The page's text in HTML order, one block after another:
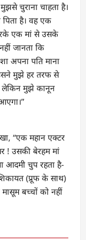
चुराना चाहता है।
है। वह एक
एक मां से उसके
जानता कि
अपना पति माना
मुझे हर तरफ से
लेकिन मुझे कानून
“एक महान एक्टर
! उसकी बेरहम मां
आदमी चुप रहता है-
(प्रूफ के साथ)
बच्चों को नहीं